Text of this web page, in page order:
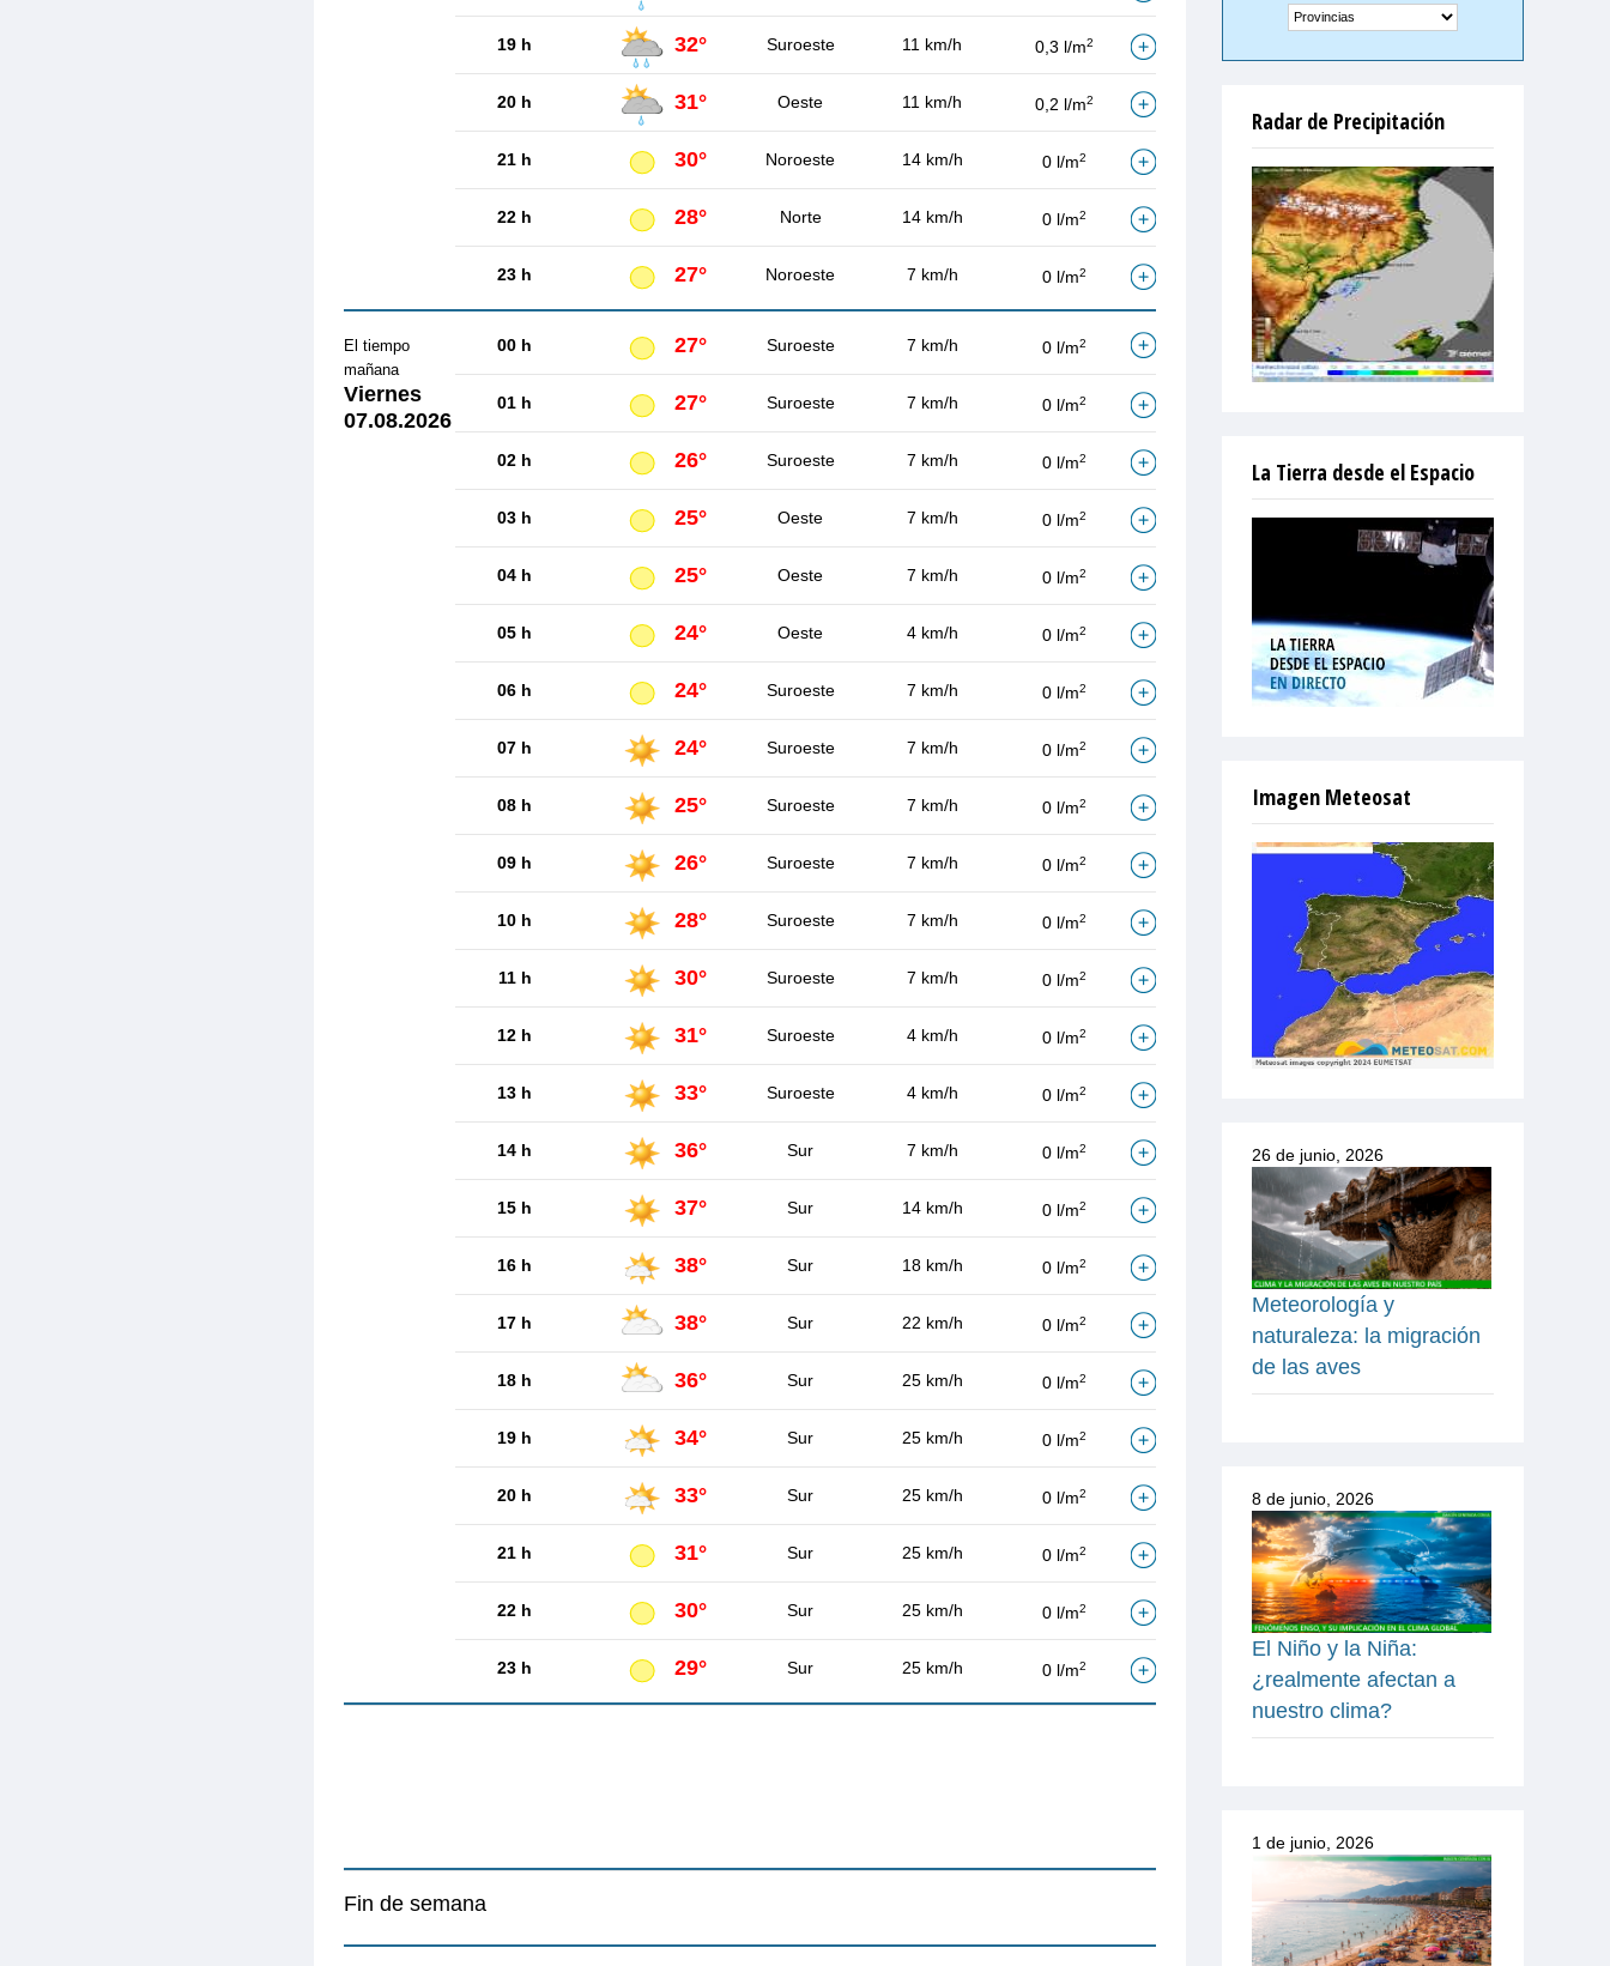
19 h 32° Suroeste 11 km/h 0,3 l/m2
20 h 31° Oeste 11 km/h 0,2 l/m2
21 h 30° Noroeste 14 km/h 0 l/m2
22 h 28° Norte 14 km/h 0 l/m2
23 h 27° Noroeste 7 km/h 0 l/m2
El tiempo
mañana
Viernes
07.08.2026
00 h 27° Suroeste 7 km/h 0 l/m2
01 h 27° Suroeste 7 km/h 0 l/m2
02 h 26° Suroeste 7 km/h 0 l/m2
03 h 25° Oeste 7 km/h 0 l/m2
04 h 25° Oeste 7 km/h 0 l/m2
05 h 24° Oeste 4 km/h 0 l/m2
06 h 24° Suroeste 7 km/h 0 l/m2
07 h 24° Suroeste 7 km/h 0 l/m2
08 h 25° Suroeste 7 km/h 0 l/m2
09 h 26° Suroeste 7 km/h 0 l/m2
10 h 28° Suroeste 7 km/h 0 l/m2
11 h 30° Suroeste 7 km/h 0 l/m2
12 h 31° Suroeste 4 km/h 0 l/m2
13 h 33° Suroeste 4 km/h 0 l/m2
14 h 36° Sur 7 km/h 0 l/m2
15 h 37° Sur 14 km/h 0 l/m2
16 h 38° Sur 18 km/h 0 l/m2
17 h 38° Sur 22 km/h 0 l/m2
18 h 36° Sur 25 km/h 0 l/m2
19 h 34° Sur 25 km/h 0 l/m2
20 h 33° Sur 25 km/h 0 l/m2
21 h 31° Sur 25 km/h 0 l/m2
22 h 30° Sur 25 km/h 0 l/m2
23 h 29° Sur 25 km/h 0 l/m2
Fin de semana
Radar de Precipitación
La Tierra desde el Espacio
Imagen Meteosat
26 de junio, 2026
Meteorología y
naturaleza: la migración
de las aves
8 de junio, 2026
El Niño y la Niña:
¿realmente afectan a
nuestro clima?
1 de junio, 2026